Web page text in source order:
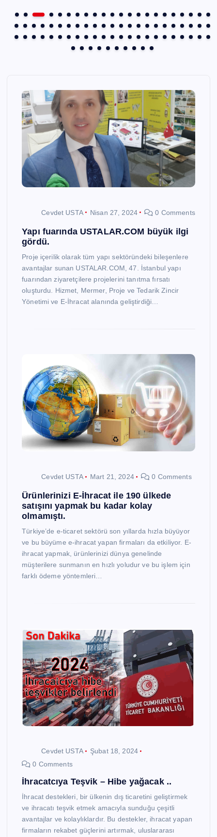
Cevdet USTA Nisan 27, 2024 0 Comments
Yapı fuarında USTALAR.COM büyük ilgi
gördü.
Proje içerilik olarak tüm yapı sektöründeki bileşenlere
avantajlar sunan USTALAR.COM, 47. İstanbul yapı
fuarından ziyaretçilere projelerini tanıtma fırsatı
oluşturdu. Hizmet, Mermer, Proje ve Tedarik Zincir
Yönetimi ve E-İhracat alanında geliştirdiği…
Cevdet USTA Mart 21, 2024 0 Comments
Ürünlerinizi E-İhracat ile 190 ülkede
satışını yapmak bu kadar kolay
olmamıştı.
Türkiye’de e-ticaret sektörü son yıllarda hızla büyüyor
ve bu büyüme e-ihracat yapan firmaları da etkiliyor. E-
ihracat yapmak, ürünlerinizi dünya genelinde
müşterilere sunmanın en hızlı yoludur ve bu işlem için
farklı ödeme yöntemleri…
Cevdet USTA
Şubat 18, 2024
0 Comments
İhracatcıya Teşvik – Hibe yağacak ..
İhracat destekleri, bir ülkenin dış ticaretini geliştirmek
ve ihracatı teşvik etmek amacıyla sunduğu çeşitli
avantajlar ve kolaylıklardır. Bu destekler, ihracat yapan
firmaların rekabet güçlerini artırmak, uluslararası